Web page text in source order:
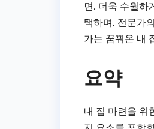
면, 더욱 수월하
택하며, 전문가
가는 꿈꿔온 내
요약
내 집 마련을 위